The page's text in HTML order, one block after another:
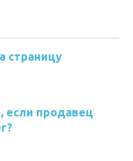
страницу
если продавец